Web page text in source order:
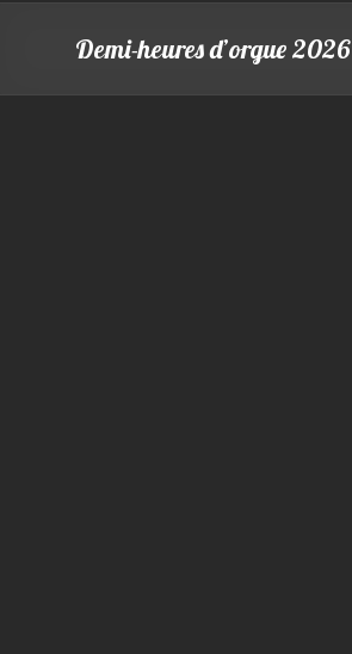
Demi-heures d’orgue 2026